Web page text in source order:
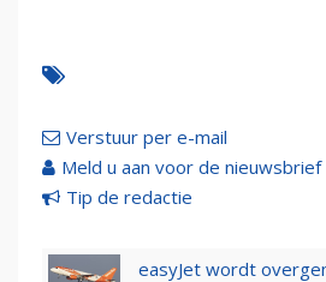
Verstuur per e-mail
Meld u aan voor de nieuwsbrief
Tip de redactie
easyJet wordt